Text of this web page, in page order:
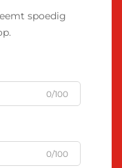
spoedig
0/100
0/100